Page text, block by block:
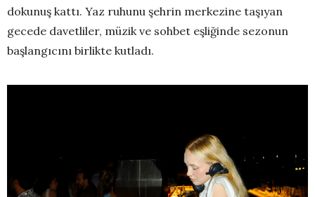
dokunuş kattı. Yaz ruhunu şehrin merkezine taşıyan
gecede davetliler, müzik ve sohbet eşliğinde sezonun
başlangıcını birlikte kutladı.